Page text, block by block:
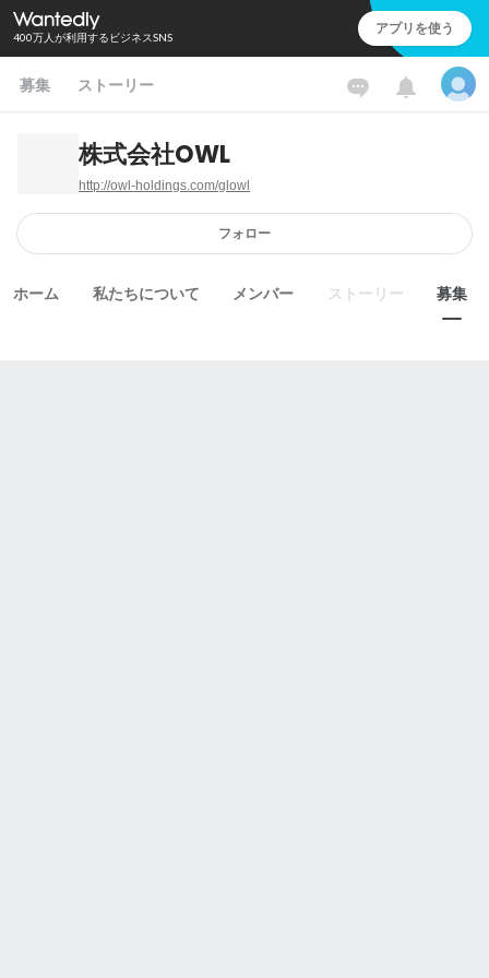
400万人が利用するビジネスSNS アプリを使う
募集 ストーリー
株式会社OWL
http://owl-holdings.com/glowl
フォロー
ホーム 私たちについて メンバー ストーリー 募集